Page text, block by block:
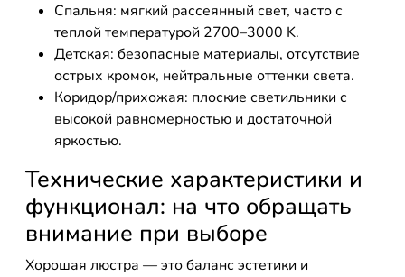
Спальня: мягкий рассеянный свет, часто с
теплой температурой 2700–3000 K.
Детская: безопасные материалы, отсутствие
острых кромок, нейтральные оттенки света.
Коридор/прихожая: плоские светильники с
высокой равномерностью и достаточной
яркостью.
Технические характеристики и
функционал: на что обращать
внимание при выборе
Хорошая люстра — это баланс эстетики и